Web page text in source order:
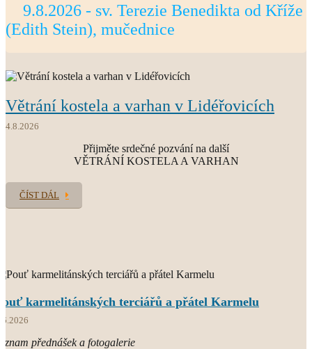
PRAHA-LIBOC
web farnosti
současný světový Karmel
9.8.2026 - sv. Terezie Benedikta od Kříže
(Edith Stein), mučednice
Větrání kostela a varhan v Lidéřovicích
4.8.2026
Přijměte srdečné pozvání na další
VĚTRÁNÍ KOSTELA A VARHAN
ČÍST DÁL
karmelitánských terciářů a přátel Karmelu
přednášek a fotogalerie